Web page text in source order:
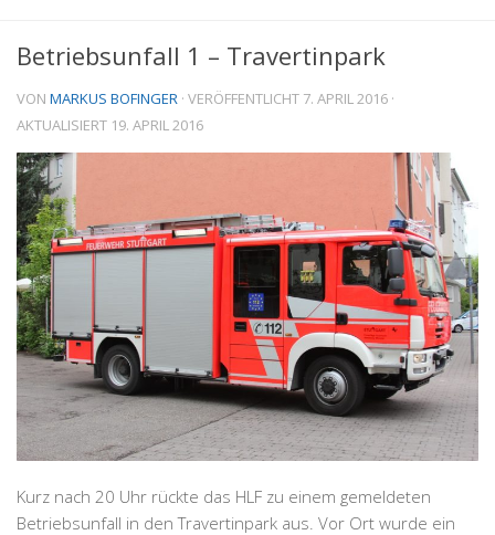
Betriebsunfall 1 – Travertinpark
VON MARKUS BOFINGER · VERÖFFENTLICHT 7. APRIL 2016 ·
AKTUALISIERT 19. APRIL 2016
Kurz nach 20 Uhr rückte das HLF zu einem gemeldeten
Betriebsunfall in den Travertinpark aus. Vor Ort wurde ein